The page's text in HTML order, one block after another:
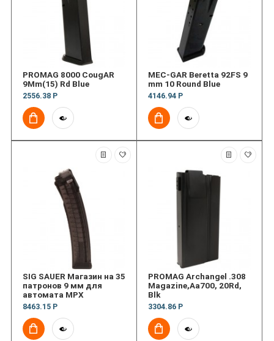
PROMAG 8000 CougAR
9Mm(15) Rd Blue
2556.38 Р
MEC-GAR Beretta 92FS 9
mm 10 Round Blue
4146.94 Р
SIG SAUER Магазин на 35
патронов 9 мм для
автомата MPX
8463.15 Р
PROMAG Archangel .308
Magazine,Aa700, 20Rd,
Blk
3304.86 Р